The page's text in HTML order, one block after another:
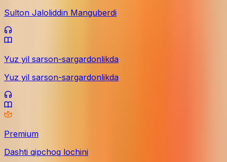
Sulton Jaloliddin Manguberdi
Yuz yil sarson-sargardonlikda
Yuz yil sarson-sargardonlikda
Premium
Dashti qipchoq lochini